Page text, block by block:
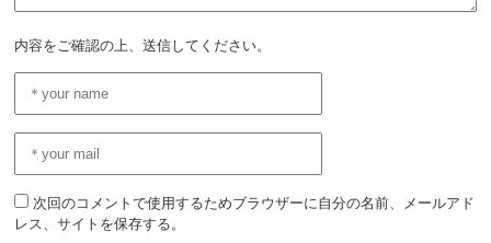
内容をご確認の上、送信してください。
次回のコメントで使用するためブラウザーに自分の名前、メールアド
レス、サイトを保存する。